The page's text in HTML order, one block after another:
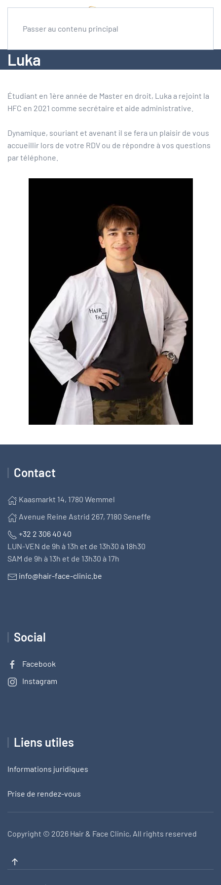
Passer au contenu principal
Luka
Étudiant en 1ère année de Master en droit, Luka a rejoint la
HFC en 2021 comme secrétaire et aide administrative.
Dynamique, souriant et avenant il se fera un plaisir de vous
accueillir lors de votre RDV ou de répondre à vos questions
par téléphone.
Contact
Kaasmarkt 14, 1780 Wemmel
Avenue Reine Astrid 267, 7180 Seneffe
+32 2 306 40 40
LUN-VEN de 9h à 13h et de 13h30 à 18h30
SAM de 9h à 13h et de 13h30 à 17h
info@hair-face-clinic.be
Social
Facebook
Instagram
Liens utiles
Informations juridiques
Prise de rendez-vous
Copyright © 2026 Hair & Face Clinic, All rights reserved